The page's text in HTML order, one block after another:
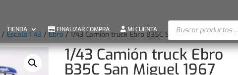
TIENDA FINALIZAR COMPRA MI CUENTA Búsqueda
de
productos
/ Escala 1 43 /Ebro/ 1/43 Camión truck Ebro B35C San Miguel 1967
1/43 Camión truck Ebro
B35C San Miguel 1967